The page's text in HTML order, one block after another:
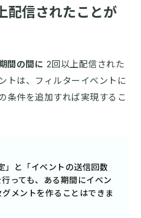
配信されたことが
間の間に 2回以上配信された
トは、フィルターイベントに
条件を追加すれば実現するこ
」と「イベントの送信回数
っても、ある期間にイベン
メントを作ることはできま